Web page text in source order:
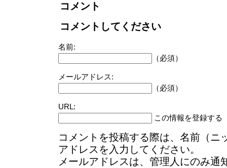
コメント
コメントしてください
名前:
（必須）
メールアドレス:
（必須）
URL:
この情報を登録する
コメントを投稿する際は、名前（ニ
アドレスを入力してください。
メールアドレスは、管理人にのみ通